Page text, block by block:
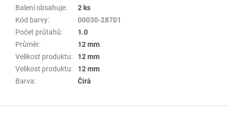
Balení obsahuje:
2 ks
Kód barvy:
00030-28701
Počet průtahů:
1.0
Průměr:
12 mm
Velikost produktu:
12 mm
Velikost produktu:
12 mm
Barva: Čirá
Z